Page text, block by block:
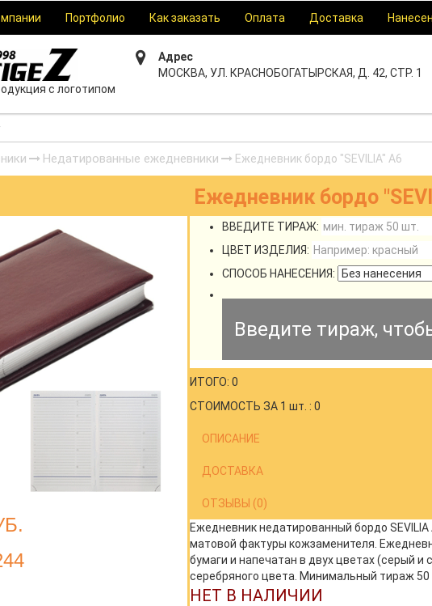
Портфолио Как заказать Оплата Доставка
с логотипом
Адрес
МОСКВА, УЛ. КРАСНОБОГАТЫРСКАЯ, Д. 42, СТР. 1
Недатированные ежедневники Ежедневник бордо "SEVILIA" А6
Ежедневник бордо
ВВЕДИТЕ ТИРАЖ:
ЦВЕТ ИЗДЕЛИЯ:
СПОСОБ НАНЕСЕНИЯ:
Введите тираж,
ИТОГО: 0
СТОИМОСТЬ ЗА 1 шт. : 0
ОПИСАНИЕ
ДОСТАВКА
ОТЗЫВЫ (0)
Ежедневник недатированный бордо
матовой фактуры кожзаменителя.
бумаги и напечатан в двух цветах (серый
серебряного цвета. Минимальный тираж
НЕТ В НАЛИЧИИ